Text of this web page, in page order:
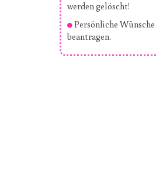
werden gelöscht!
Persönliche
beantragen.